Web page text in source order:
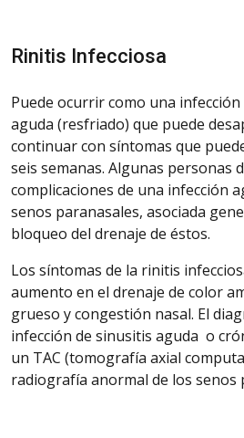
Rinitis Infecciosa
Puede ocurrir como una
aguda (resfriado) que puede
continuar con síntomas que
seis semanas. Algunas personas
complicaciones de una infección
senos paranasales, asociada
bloqueo del drenaje de éstos.
Los síntomas de la rinitis
aumento en el drenaje de color
grueso y congestión nasal. El
infección de sinusitis aguda o
un TAC (tomografía axial
radiografía anormal de los senos